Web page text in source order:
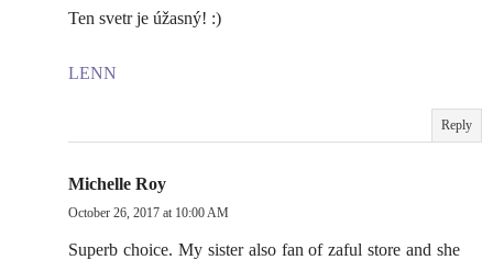
Ten svetr je úžasný! :)
LENN
Reply
Michelle Roy
October 26, 2017 at 10:00 AM
Superb choice. My sister also fan of zaful store and she